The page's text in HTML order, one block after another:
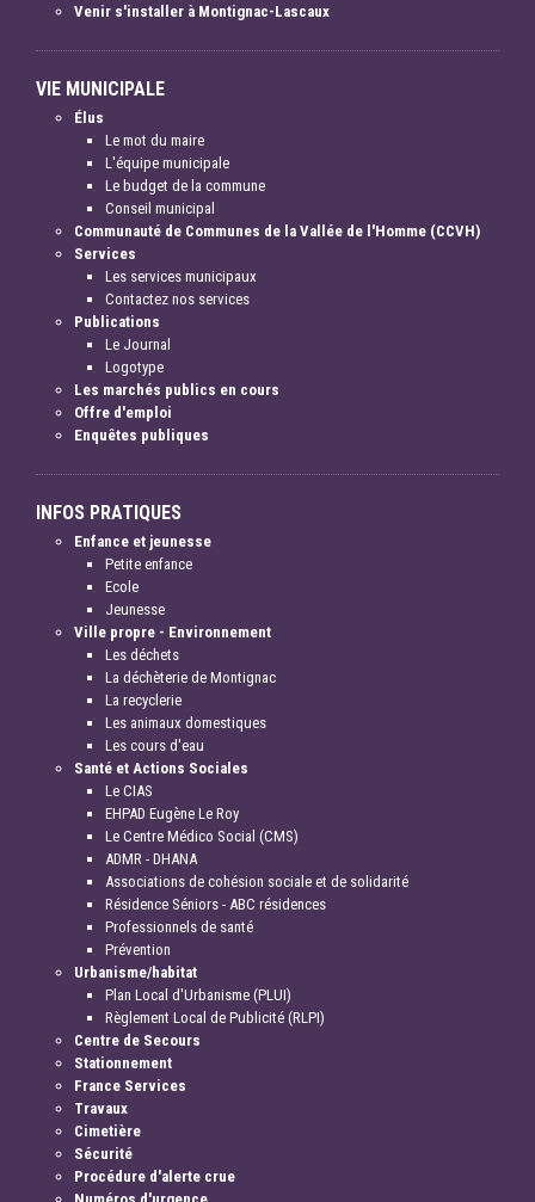
Venir s'installer à Montignac-Lascaux
VIE MUNICIPALE
Élus
Le mot du maire
L'équipe municipale
Le budget de la commune
Conseil municipal
Communauté de Communes de la Vallée de l'Homme (CCVH)
Services
Les services municipaux
Contactez nos services
Publications
Le Journal
Logotype
Les marchés publics en cours
Offre d'emploi
Enquêtes publiques
INFOS PRATIQUES
Enfance et jeunesse
Petite enfance
Ecole
Jeunesse
Ville propre - Environnement
Les déchets
La déchèterie de Montignac
La recyclerie
Les animaux domestiques
Les cours d'eau
Santé et Actions Sociales
Le CIAS
EHPAD Eugène Le Roy
Le Centre Médico Social (CMS)
ADMR - DHANA
Associations de cohésion sociale et de solidarité
Résidence Séniors - ABC résidences
Professionnels de santé
Prévention
Urbanisme/habitat
Plan Local d'Urbanisme (PLUI)
Règlement Local de Publicité (RLPI)
Centre de Secours
Stationnement
France Services
Travaux
Cimetière
Sécurité
Procédure d'alerte crue